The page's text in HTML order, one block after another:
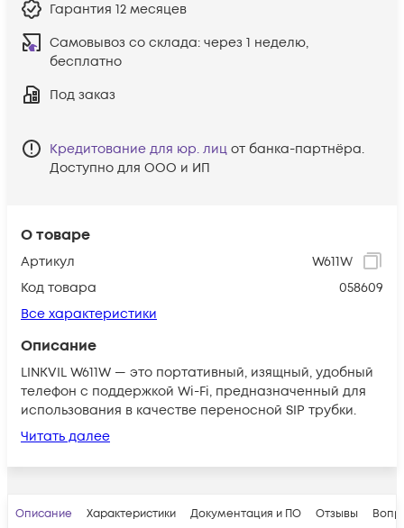
О товаре
Артикул
W611W
Код товара
058609
Все характеристики
Описание
LINKVIL W611W — это портативный, изящный, удобный
телефон с поддержкой Wi-Fi, предназначенный для
использования в качестве переносной SIP трубки.
Читать далее
Гарантия 12 месяцев
Самовывоз со склада: через 1 неделю,
бесплатно
Под заказ
Кредитование для юр. лиц от банка-партнёра.
Доступно для ООО и ИП
Описание Характеристики Документация и ПО Отзывы